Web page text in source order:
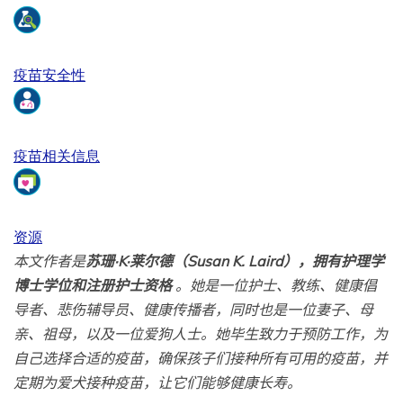
疫苗安全性
疫苗相关信息
资源
本文作者是苏珊·K·莱尔德（Susan K. Laird），拥有护理学
博士学位和注册护士资格。她是一位护士、教练、健康倡
导者、悲伤辅导员、健康传播者，同时也是一位妻子、母
亲、祖母，以及一位爱狗人士。她毕生致力于预防工作，为
自己选择合适的疫苗，确保孩子们接种所有可用的疫苗，并
定期为爱犬接种疫苗，让它们能够健康长寿。